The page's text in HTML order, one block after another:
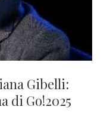
Gibelli:
di Go!2025